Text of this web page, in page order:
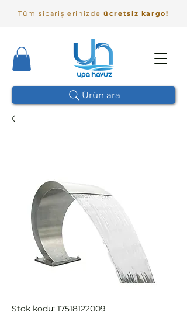
Tüm siparişlerinizde ücretsiz kargo!
Ürün ara
Stok kodu: 17518122009